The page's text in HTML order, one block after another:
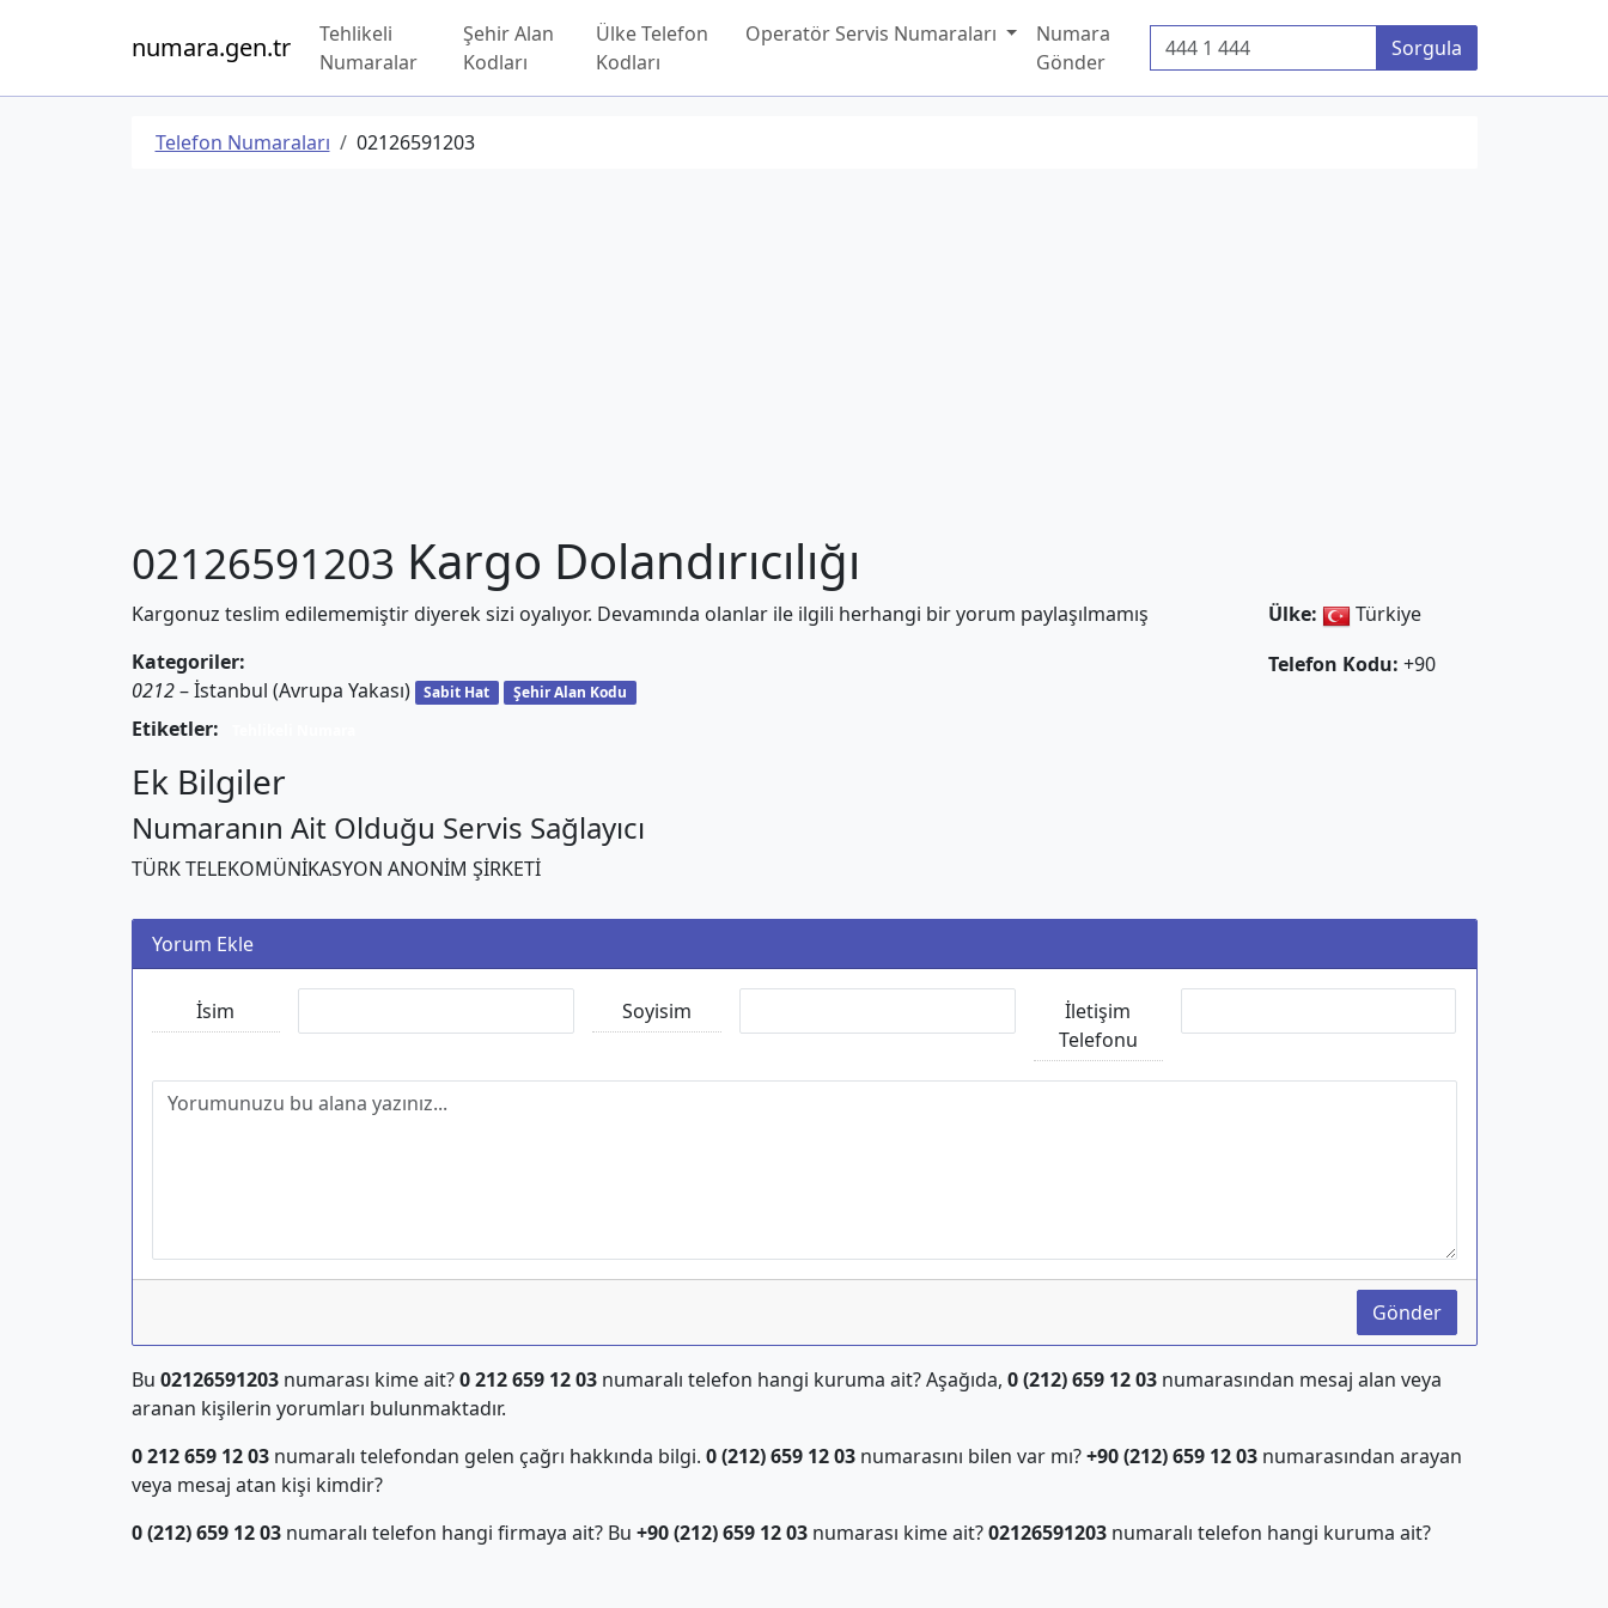
numara.gen.tr
Tehlikeli
Numaralar
Şehir Alan
Kodları
Ülke Telefon
Kodları
Operatör Servis Numaraları
Numara
Gönder
Telefon Numarası Sorgula
Telefon Numaraları 02126591203
02126591203 Kargo Dolandırıcılığı
Kargonuz teslim edilememiştir diyerek sizi oyalıyor. Devamında olanlar ile ilgili herhangi bir yorum paylaşılmamış
Kategoriler:
0212– İstanbul (Avrupa Yakası) Sabit Hat Şehir Alan Kodu
Etiketler:
Ülke:
Türkiye
Telefon Kodu: +90
Ek Bilgiler
Numaranın Ait Olduğu Servis Sağlayıcı
TÜRK TELEKOMÜNİKASYON ANONİM ŞİRKETİ
Yorum Ekle
İsim Soyisim
İletişim
Telefonu
Gönder
Bu 02126591203numarası kime ait?0 212 659 12 03numaralı telefon hangi kuruma ait? Aşağıda, 0 (212) 659 12 03numarasından mesaj alan veya
aranan kişilerin yorumları bulunmaktadır.
0 212 659 12 03numaralı telefondan gelen çağrı hakkında bilgi. 0 (212) 659 12 03numarasını bilen var mı?+90 (212) 659 12 03numarasından arayan
veya mesaj atan kişi kimdir?
0 (212) 659 12 03numaralı telefon hangi firmaya ait? Bu +90 (212) 659 12 03numarası kime ait?02126591203numaralı telefon hangi kuruma ait?